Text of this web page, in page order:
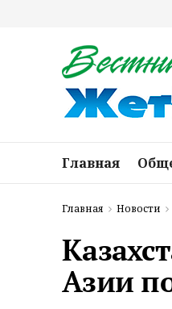
Главная
Главная Новости
Азии